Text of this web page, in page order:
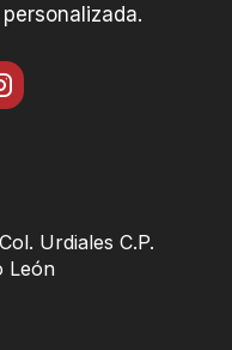
Urdiales C.P.
León